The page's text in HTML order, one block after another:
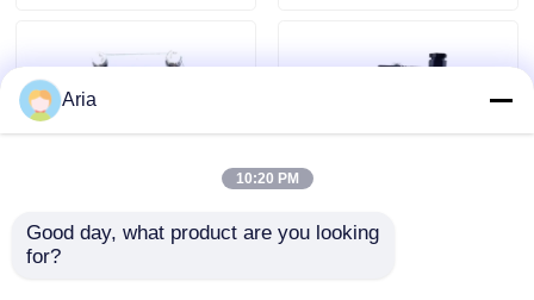
Kontakt mit uns
Neuigkeiten
Gelenkte
Aria
10:20 PM
Good day, what product are you looking
for?